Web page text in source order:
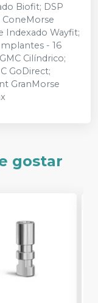
Biofit; DSP
Indexado Wayfit;
- 16
Cilíndrico;
GoDirect;
GranMorse
gostar